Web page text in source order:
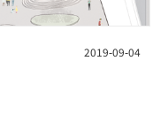
2019-09-04